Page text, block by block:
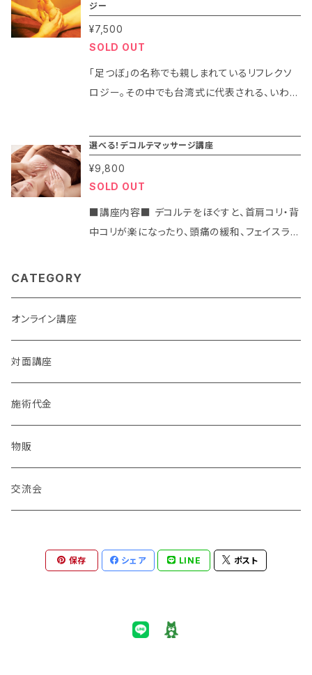
めです■ ・ヘッドマッサージに興味がある方 ・
セラピストの第一歩として ・自分や家族を癒し
たい方 ・コミュニケーションツールとして ・ボラ
ンティアやイベントなどで活かしたい ・初めてで
も安心して学べる講座を探している方 ■初心
方におススメの講座です。
中・腰痛・臀部・脚の疲労などには「ボディケア」
は最適の施術方法と言えます。 この講座は、た
だの筋肉のもみほぐしだけではなく、東洋医学
の経絡やツボ療法も取り入れたボディケアを学
んでいきます。「上半身」「下半身」「全身」の部位
施術が出来るようになります。（初心者～経験者
まで） ※実技がメインになりますが、実技で必要
な知識もお伝えしていきます。 ●施術に必要な、
筋肉・経絡・ツボについて ●ボディケアとは・施
術の基本・注意事項など ●セラピスト歴18年の
さい。
ジー
¥7,500
SOLD OUT
「足つぼ」の名称でも親しまれているリフレクソ
ロジー。その中でも台湾式に代表される、いわゆ
い「痛気持ちよい」刺激で足を揉みほぐしていき
ます。反射区への刺激による内臓や各器官の活
性化のほか、新陳代謝が高まり本来持っている
自然治癒力を向上させてくれます♪ この講座で
は、アロマオイルを使いながらシンプルにアレン
に実習を中心に楽しくおこなっていきます♪ 1～
その他、「東洋式足裏マッサージとは」「反射区に
より前後する場合もあり 《受講料》 6,900円(テ
す■ ・アロマやリフレ、トリートメントに興味があ
る方 ・セラピストの第一歩として ・自分や家族
選べる！デコルテマッサージ講座
¥9,800
SOLD OUT
■講座内容■ デコルテをほぐすと、首肩コリ・背
中コリが楽になったり、頭痛の緩和、フェイスライ
選んで頂けます。 終了すると各20分前後の実践
験者まで）
CATEGORY
オンライン講座
対面講座
施術代金
物販
交流会
保存 シェア LINE ポスト